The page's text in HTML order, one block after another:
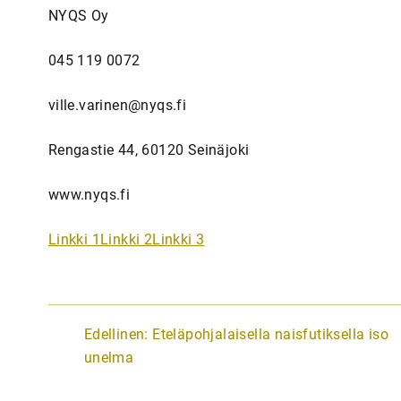
NYQS Oy
045 119 0072
ville.varinen@nyqs.fi
Rengastie 44, 60120 Seinäjoki
www.nyqs.fi
Linkki 1 Linkki 2Linkki 3
A
r
Edellinen: Eteläpohjalaisella naisfutiksella iso
unelma